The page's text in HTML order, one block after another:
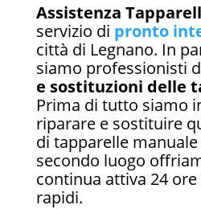
Assistenza
servizio di pronto
città di Legnano. In
siamo professionisti
e sostituzioni delle
Prima di tutto siamo
riparare e sostituire
di tapparelle
secondo luogo
continua attiva 24
rapidi.